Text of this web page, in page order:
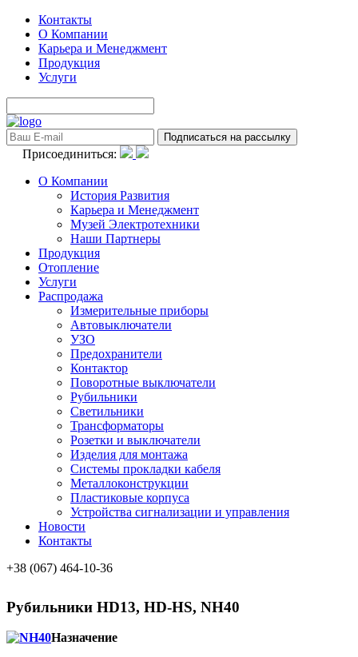
Контакты
О Компании
Карьера и Менеджмент
Продукция
Услуги
Присоединиться:
О Компании
История Развития
Карьера и Менеджмент
Музей Электротехники
Наши Партнеры
Продукция
Отопление
Услуги
Распродажа
Измерительные приборы
Автовыключатели
УЗО
Предохранители
Контактор
Поворотные выключатели
Рубильники
Светильники
Трансформаторы
Розетки и выключатели
Изделия для монтажа
Системы прокладки кабеля
Металлоконcтрукции
Пластиковые корпуса
Устройства сигнализации и управления
Новости
Контакты
+38 (067) 464-10-36
Рубильники HD13, HD-HS, NH40
Назначение